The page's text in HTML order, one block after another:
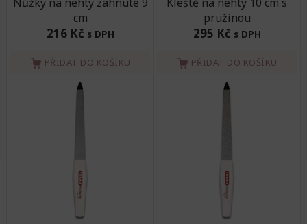
cm
216 Kč s DPH
PŘIDAT DO KOŠÍKU
pružinou
295 Kč s DPH
PŘIDAT DO KOŠÍKU